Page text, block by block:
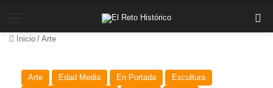
Inicio / Arte
Arte Edad Media En Portada
Escultura